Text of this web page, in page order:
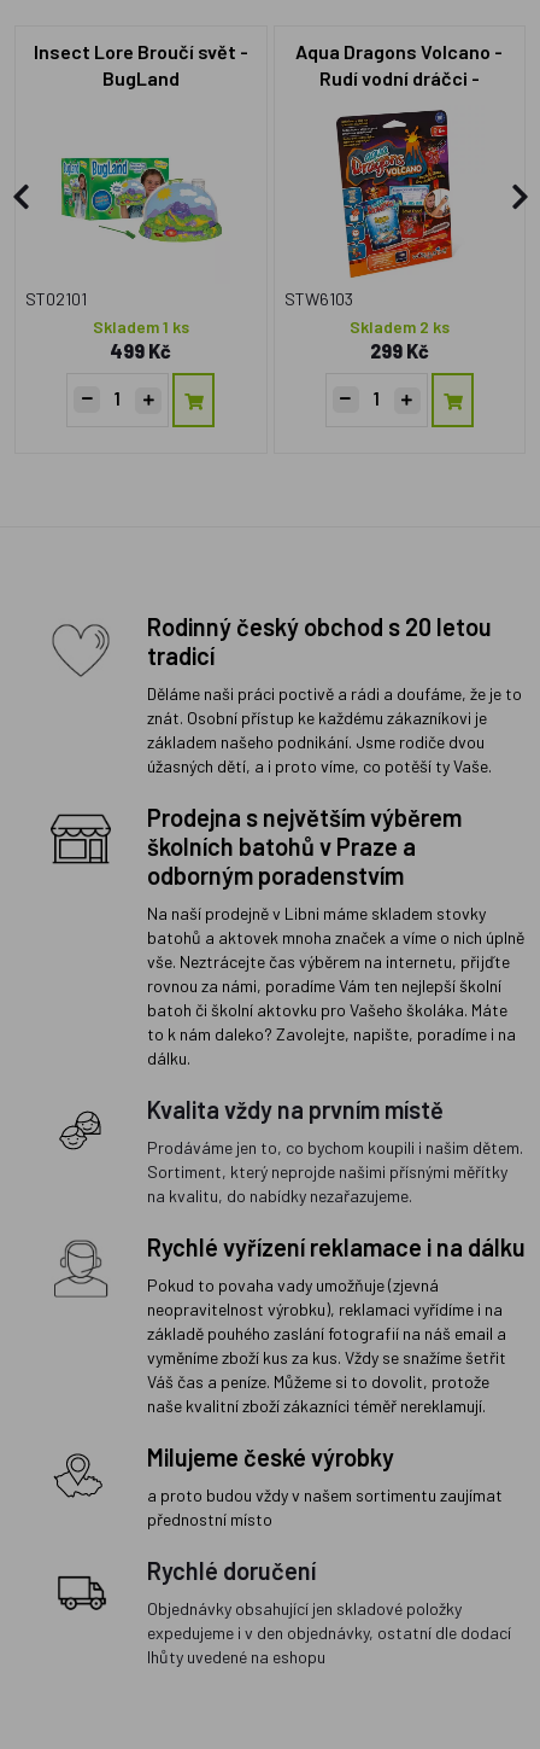
Insect Lore Broučí svět -
BugLand
ST02101
Skladem 1 ks
499 Kč
Aqua Dragons Volcano -
Rudí vodní dráčci -
krmení
STW6103
Skladem 2 ks
299 Kč
Rodinný český obchod s 20 letou
tradicí
Děláme naši práci poctivě a rádi a doufáme, že je to
znát. Osobní přístup ke každému zákazníkovi je
základem našeho podnikání. Jsme rodiče dvou
úžasných dětí, a i proto víme, co potěší ty Vaše.
Prodejna s největším výběrem
školních batohů v Praze a
odborným poradenstvím
Na naší prodejně v Libni máme skladem stovky
batohů a aktovek mnoha značek a víme o nich úplně
vše. Neztrácejte čas výběrem na internetu, přijďte
rovnou za námi, poradíme Vám ten nejlepší školní
batoh či školní aktovku pro Vašeho školáka. Máte
to k nám daleko? Zavolejte, napište, poradíme i na
dálku.
Kvalita vždy na prvním místě
Prodáváme jen to, co bychom koupili i našim dětem.
Sortiment, který neprojde našimi přísnými měřítky
na kvalitu, do nabídky nezařazujeme.
Rychlé vyřízení reklamace i na dálku
Pokud to povaha vady umožňuje (zjevná
neopravitelnost výrobku), reklamaci vyřídíme i na
základě pouhého zaslání fotografií na náš email a
vyměníme zboží kus za kus. Vždy se snažíme šetřit
Váš čas a peníze. Můžeme si to dovolit, protože
naše kvalitní zboží zákazníci téměř nereklamují.
Milujeme české výrobky
a proto budou vždy v našem sortimentu zaujímat
přednostní místo
Rychlé doručení
Objednávky obsahující jen skladové položky
expedujeme i v den objednávky, ostatní dle dodací
lhůty uvedené na eshopu